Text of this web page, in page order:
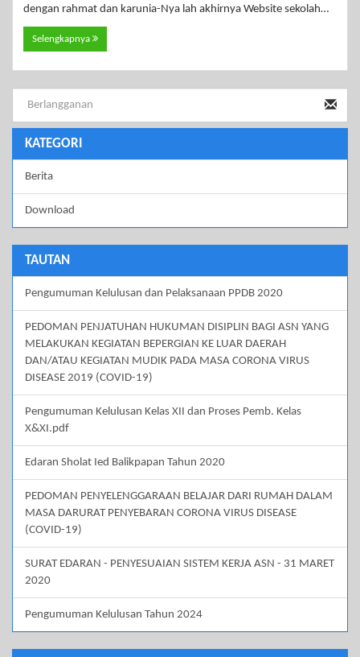
dengan rahmat dan karunia-Nya lah akhirnya Website sekolah…
Selengkapnya
KATEGORI
Berita
Download
TAUTAN
Pengumuman Kelulusan dan Pelaksanaan PPDB 2020
PEDOMAN PENJATUHAN HUKUMAN DISIPLIN BAGI ASN YANG
MELAKUKAN KEGIATAN BEPERGIAN KE LUAR DAERAH
DAN/ATAU KEGIATAN MUDIK PADA MASA CORONA VIRUS
DISEASE 2019 (COVID-19)
Pengumuman Kelulusan Kelas XII dan Proses Pemb. Kelas
X&XI.pdf
Edaran Sholat Ied Balikpapan Tahun 2020
PEDOMAN PENYELENGGARAAN BELAJAR DARI RUMAH DALAM
MASA DARURAT PENYEBARAN CORONA VIRUS DISEASE
(COVID-19)
SURAT EDARAN - PENYESUAIAN SISTEM KERJA ASN - 31 MARET
2020
Pengumuman Kelulusan Tahun 2024